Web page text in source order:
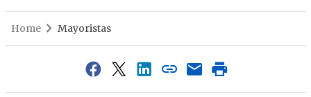
Home Mayoristas